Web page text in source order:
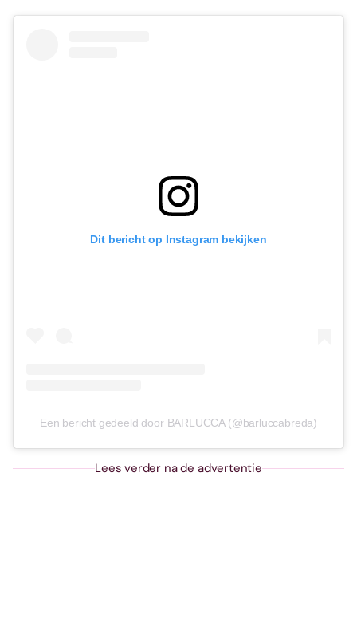
Dit bericht op Instagram bekijken
Een bericht gedeeld door BARLUCCA (@barluccabreda)
Lees verder na de advertentie